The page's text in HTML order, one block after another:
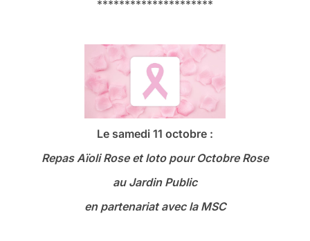
*********************
Le samedi 11 octobre :
Repas Aïoli Rose et loto pour Octobre Rose
au Jardin Public
en partenariat avec la MSC